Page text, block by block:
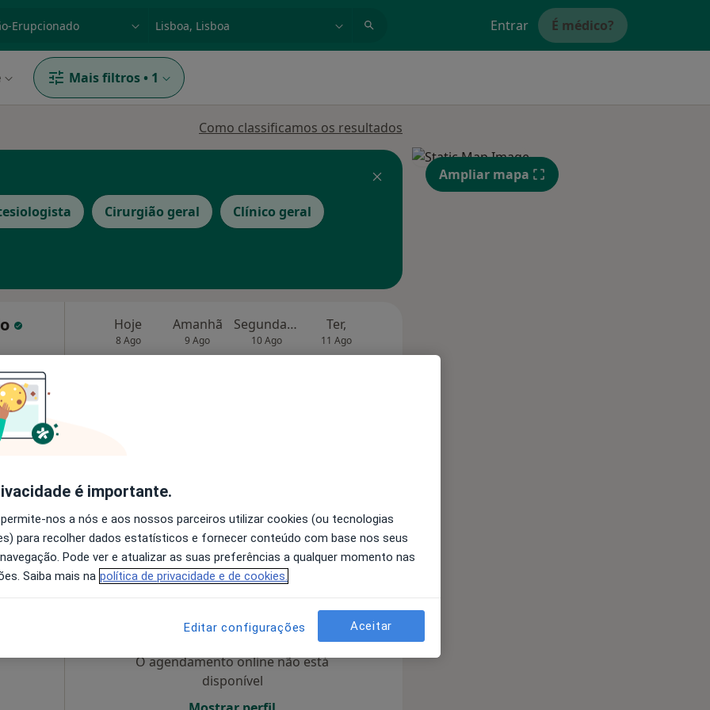
Entrar É médico?
Mais filtros • 1
Como classificamos os resultados
Cirurgião geral Clínico geral
50 €
Hoje
8 Ago
Amanhã
9 Ago
Segunda-feira
10 Ago
Ter,
11 Ago
O agendamento online não está
disponível
Ampliar mapa
é importante.
nos a nós e aos nossos parceiros utilizar cookies (ou tecnologias
para recolher dados estatísticos e fornecer conteúdo com base nos seus
Pode ver e atualizar as suas preferências a qualquer momento nas
Saiba mais na política de privacidade e de cookies.
Editar configurações Aceitar